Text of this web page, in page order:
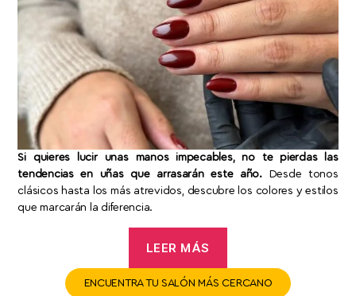
Si quieres lucir unas manos impecables, no te pierdas las
tendencias en uñas que arrasarán este año.Desde tonos
clásicos hasta los más atrevidos, descubre los colores y estilos
que marcarán la diferencia.
LEER MÁS
ENCUENTRA TU SALÓN MÁS CERCANO